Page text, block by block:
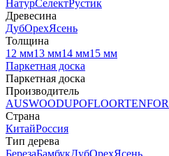
НатурСелектРустик
Древесина
ДубОрехЯсень
Толщина
12 мм13 мм14 мм15 мм
Паркетная доска
Паркетная доска
Производитель
AUSWOODUPOFLOORTENFOR
Страна
КитайРоссия
Тип дерева
БерезаБамбукДубОрехЯсень